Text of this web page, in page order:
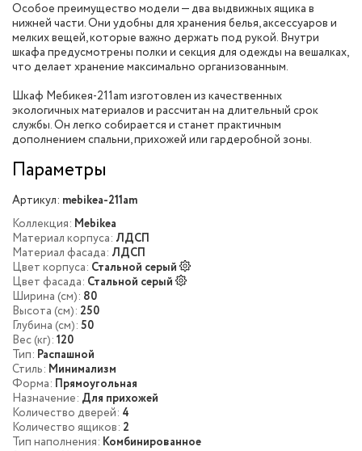
Особое преимущество модели — два выдвижных ящика в
нижней части. Они удобны для хранения белья, аксессуаров и
мелких вещей, которые важно держать под рукой. Внутри
шкафа предусмотрены полки и секция для одежды на вешалках,
что делает хранение максимально организованным.
Шкаф Мебикея-211am изготовлен из качественных
экологичных материалов и рассчитан на длительный срок
службы. Он легко собирается и станет практичным
дополнением спальни, прихожей или гардеробной зоны.
Параметры
Артикул: mebikea-211am
Коллекция: Mebikea
Материал корпуса: ЛДСП
Материал фасада: ЛДСП
Цвет корпуса: Стальной серый
Цвет фасада: Стальной серый
Ширина (см): 80
Высота (см): 250
Глубина (см): 50
Вес (кг): 120
Тип: Распашной
Стиль: Минимализм
Форма: Прямоугольная
Назначение: Для прихожей
Количество дверей: 4
Количество ящиков: 2
Тип наполнения: Комбинированное